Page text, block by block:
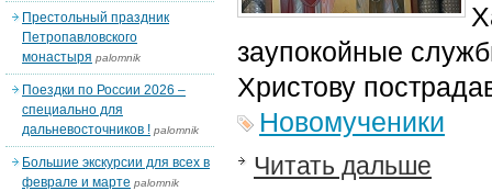
заупокойные
Христову
Новомученики
Читать дальше
Престольный праздник
Петропавловского
монастыря palomnik
Поездки по России 2026 –
специально для
дальневосточников ! palomnik
Большие экскурсии для всех в
феврале и марте palomnik